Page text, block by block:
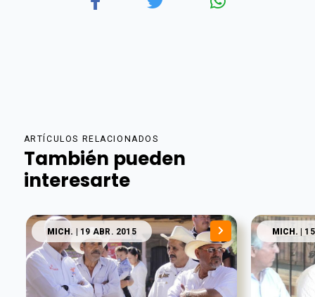
ARTÍCULOS RELACIONADOS
También pueden
interesarte
MICH. | 19 ABR. 2015 MICH. |